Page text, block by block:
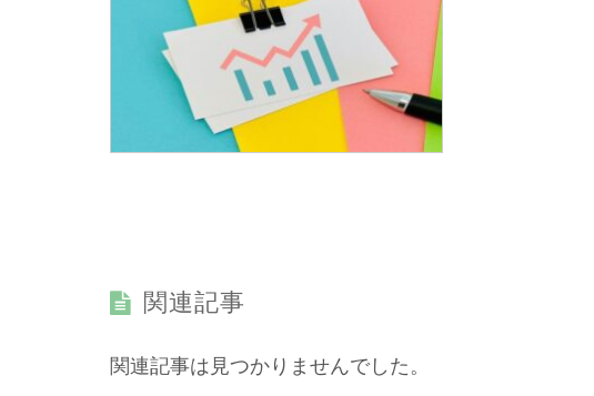
関連記事
関連記事は見つかりませんでした。